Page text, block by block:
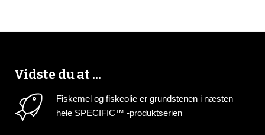
Vidste du at ...
Fiskemel og fiskeolie er grundstenen i næsten
hele SPECIFIC™ -produktserien